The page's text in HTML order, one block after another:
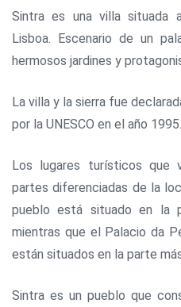
Sintra es una villa situada
Lisboa. Escenario de un
hermosos jardines y
La villa y la sierra fue
por la UNESCO en el año 1995.
Los lugares turísticos que
partes diferenciadas de la
pueblo está situado en la
mientras que el Palacio da
están situados en la parte
Sintra es un pueblo que